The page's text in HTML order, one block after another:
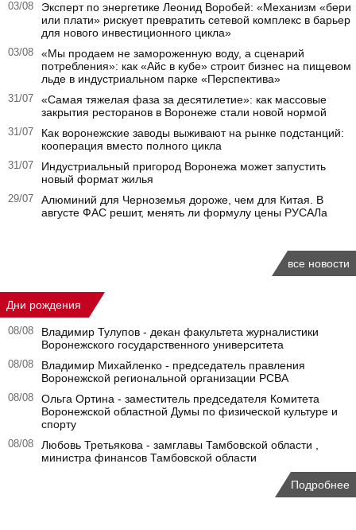
03/08
Эксперт по энергетике Леонид Воробей: «Механизм «бери
или плати» рискует превратить сетевой комплекс в барьер
для нового инвестиционного цикла»
03/08
«Мы продаем не замороженную воду, а сценарий
потребления»: как «Айс в кубе» строит бизнес на пищевом
льде в индустриальном парке «Перспектива»
31/07
«Самая тяжелая фаза за десятилетие»: как массовые
закрытия ресторанов в Воронеже стали новой нормой
31/07
Как воронежские заводы выживают на рынке подстанций:
кооперация вместо полного цикла
31/07
Индустриальный пригород Воронежа может запустить
новый формат жилья
29/07
Алюминий для Черноземья дороже, чем для Китая. В
августе ФАС решит, менять ли формулу цены РУСАЛа
все новости
Дни рождения
08/08
Владимир Тулупов - декан факультета журналистики
Воронежского государственного университета
08/08
Владимир Михайленко - председатель правления
Воронежской региональной организации РСВА
08/08
Ольга Ортина - заместитель председателя Комитета
Воронежской областной Думы по физической культуре и
спорту
08/08
Любовь Третьякова - замглавы Тамбовской области ,
министра финансов Тамбовской области
Подробнее